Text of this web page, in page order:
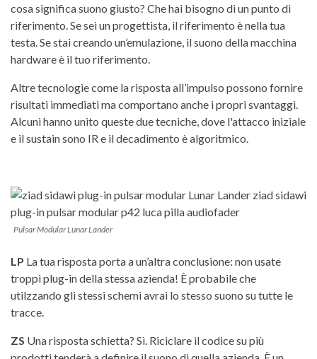
cosa significa suono giusto? Che hai bisogno di un punto di
riferimento. Se sei un progettista, il riferimento è nella tua
testa. Se stai creando un’emulazione, il suono della macchina
hardware è il tuo riferimento.
Altre tecnologie come la risposta all’impulso possono fornire
risultati immediati ma comportano anche i propri svantaggi.
Alcuni hanno unito queste due tecniche, dove l'attacco iniziale
e il sustain sono IR e il decadimento è algoritmico.
Pulsar Modular Lunar Lander
LP La tua risposta porta a un’altra conclusione: non usate
troppi plug-in della stessa azienda! È probabile che
utilzzando gli stessi schemi avrai lo stesso suono su tutte le
tracce.
ZS Una risposta schietta? Sì. Riciclare il codice su più